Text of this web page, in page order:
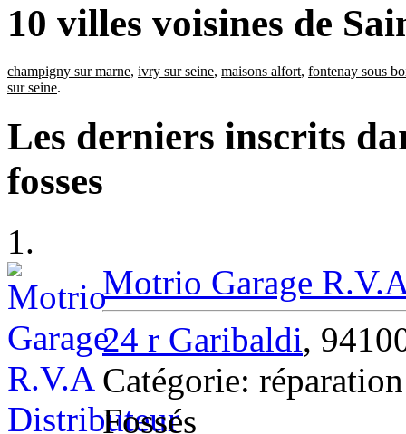
10 villes voisines de
champigny sur marne, ivry sur seine, maisons alfort, fontenay sous
sur seine.
Les derniers inscrits
fosses
1.
Motrio Garage
24 r Garibaldi,
Catégorie:
Fossés